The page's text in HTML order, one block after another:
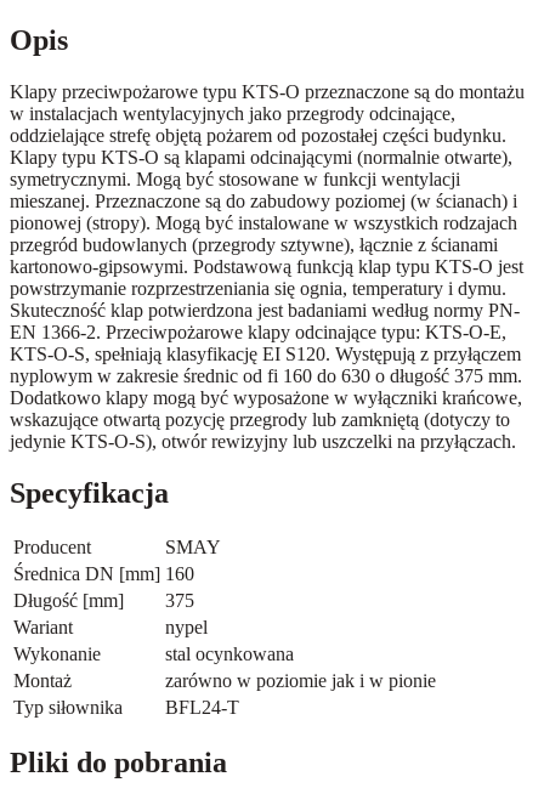
Opis
Klapy przeciwpożarowe typu KTS-O przeznaczone są do montażu
w instalacjach wentylacyjnych jako przegrody odcinające,
oddzielające strefę objętą pożarem od pozostałej części budynku.
Klapy typu KTS-O są klapami odcinającymi (normalnie otwarte),
symetrycznymi. Mogą być stosowane w funkcji wentylacji
mieszanej. Przeznaczone są do zabudowy poziomej (w ścianach) i
pionowej (stropy). Mogą być instalowane w wszystkich rodzajach
przegród budowlanych (przegrody sztywne), łącznie z ścianami
kartonowo-gipsowymi. Podstawową funkcją klap typu KTS-O jest
powstrzymanie rozprzestrzeniania się ognia, temperatury i dymu.
Skuteczność klap potwierdzona jest badaniami według normy PN-
EN 1366-2. Przeciwpożarowe klapy odcinające typu: KTS-O-E,
KTS-O-S, spełniają klasyfikację EI S120. Występują z przyłączem
nyplowym w zakresie średnic od fi 160 do 630 o długość 375 mm.
Dodatkowo klapy mogą być wyposażone w wyłączniki krańcowe,
wskazujące otwartą pozycję przegrody lub zamkniętą (dotyczy to
jedynie KTS-O-S), otwór rewizyjny lub uszczelki na przyłączach.
Specyfikacja
Producent
SMAY
Średnica DN [mm] 160
Długość [mm]
375
Wariant
nypel
Wykonanie
stal ocynkowana
Montaż
zarówno w poziomie jak i w pionie
Typ siłownika
BFL24-T
Pliki do pobrania